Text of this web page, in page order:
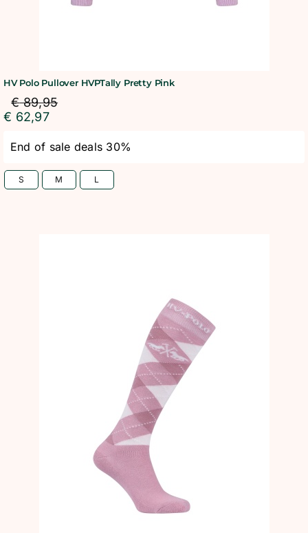
HV Polo Pullover HVPTally Pretty Pink
€89,95
€ 62,97
End of sale deals 30%
S M L